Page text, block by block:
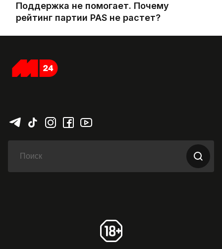
Поддержка не помогает. Почему
рейтинг партии PAS не растет?